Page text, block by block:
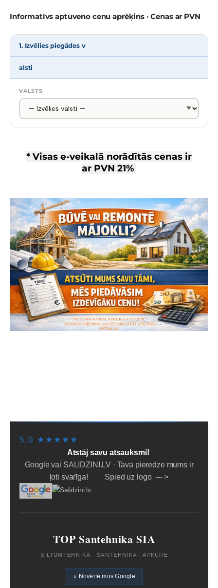
Informatīvs aptuveno cenu aprēķins · Cenas ar PVN
1. Izvēlies piegādes v
alsti
VALSTS
* Visas e-veikalā norādītās cenas ir
ar PVN 21%
5,0 ★★★★★
Atstāj savu atsauksmi!
Google vai SALIDZINI.LV · Tava pieredze mums ir
ļoti svarīga! Spied uz logo --- >
TOP Santehnika SIA
SILTUMTEHNIKA · SANTEHNIKA · APKURE
⭐ Novērtē mūs Google